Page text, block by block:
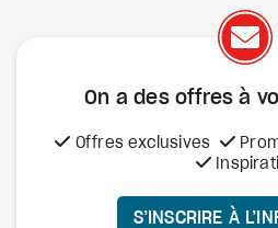
On a des offres à
Offres exclusives
S’INSCRIRE À